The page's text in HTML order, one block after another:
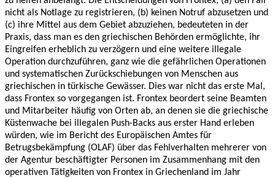
nicht als Notlage zu registrieren, (b) keinen Notruf abzusetzen und
(c) ihre Mittel aus dem Gebiet abzuziehen, bedeuteten in der
Praxis, dass man es den griechischen Behörden ermöglichte, ihr
Eingreifen erheblich zu verzögern und eine weitere illegale
Operation durchzuführen, ganz wie die gefährlichen Operationen
und systematischen Zurückschiebungen von Menschen aus
griechischen in türkische Gewässer. Dies war nicht das erste Mal,
dass Frontex so vorgegangen ist. Frontex beordert seine Beamten
und Mitarbeiter häufig von Orten ab, an denen sie die griechische
Küstenwache bei illegalen Push-Backs aus erster Hand erleben
würden, wie im Bericht des Europäischen Amtes für
Betrugsbekämpfung (OLAF) über das Fehlverhalten mehrerer von
der Agentur beschäftigter Personen im Zusammenhang mit den
operativen Tätigkeiten von Frontex in Griechenland im Jahr